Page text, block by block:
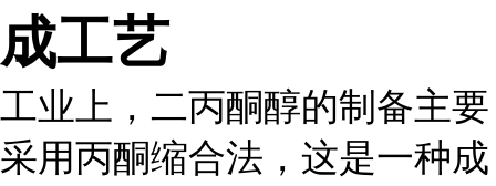
成工艺
工业上，二丙酮醇的制备主要
采用丙酮缩合法，这是一种成